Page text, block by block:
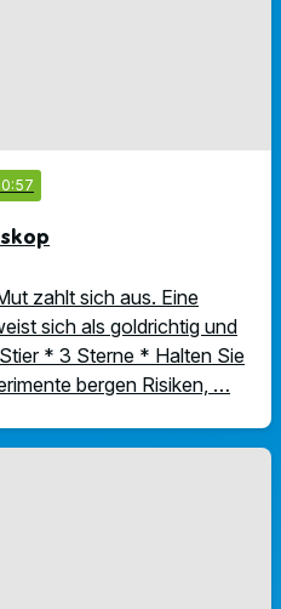
zahlt sich aus. Eine
sich als goldrichtig und
* 3 Sterne * Halten Sie
bergen Risiken, …